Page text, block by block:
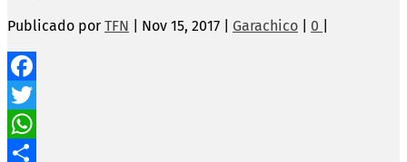
Publicado por TFN Nov 15, 2017 Garachico 0
Facebook
Twitter
WhatsApp